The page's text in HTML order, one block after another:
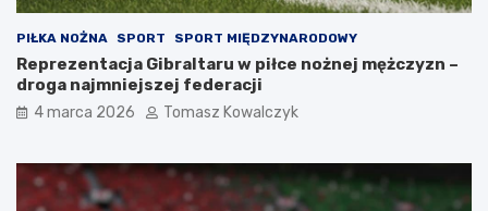
PIŁKA NOŻNA SPORT SPORT MIĘDZYNARODOWY
Reprezentacja Gibraltaru w piłce nożnej mężczyzn –
droga najmniejszej federacji
4 marca 2026 Tomasz Kowalczyk